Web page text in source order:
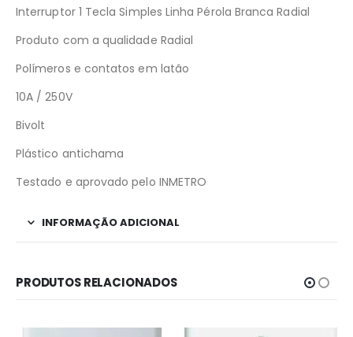
Interruptor 1 Tecla Simples Linha Pérola Branca Radial
Produto com a qualidade Radial
Polímeros e contatos em latão
10A / 250V
Bivolt
Plástico antichama
Testado e aprovado pelo INMETRO
INFORMAÇÃO ADICIONAL
PRODUTOS RELACIONADOS